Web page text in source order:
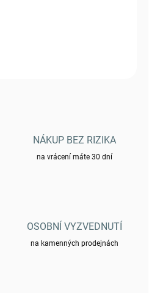
NÁKUP BEZ RIZIKA
na vrácení máte 30 dní
OSOBNÍ VYZVEDNUTÍ
na kamenných prodejnách